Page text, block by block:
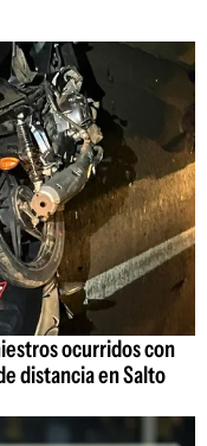
ocurridos con
distancia en Salto